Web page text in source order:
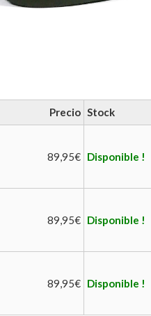
Precio Stock
89,95€ Disponible !
89,95€ Disponible !
89,95€ Disponible !